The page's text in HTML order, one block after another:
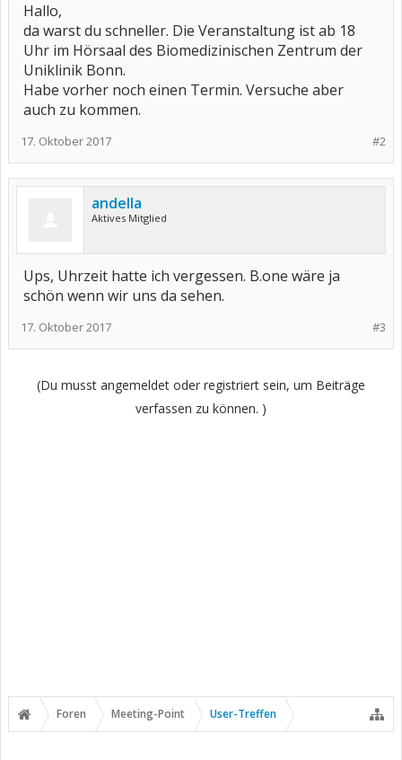
Hallo,
da warst du schneller. Die Veranstaltung ist ab 18
Uhr im Hörsaal des Biomedizinischen Zentrum der
Uniklinik Bonn.
Habe vorher noch einen Termin. Versuche aber
auch zu kommen.
#2
17. Oktober 2017
andella
Aktives Mitglied
Ups, Uhrzeit hatte ich vergessen. B.one wäre ja
schön wenn wir uns da sehen.
#3
17. Oktober 2017
(Du musst angemeldet oder registriert sein, um Beiträge
verfassen zu können. )
Foren Meeting-Point User-Treffen